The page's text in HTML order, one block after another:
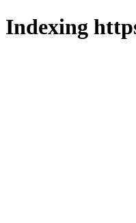
Indexing